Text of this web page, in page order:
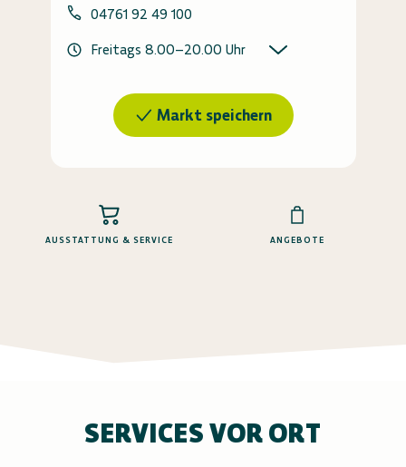
04761 92 49 100
Freitags 8.00–20.00 Uhr
Markt speichern
AUSSTATTUNG & SERVICE ANGEBOTE
SERVICES VOR ORT